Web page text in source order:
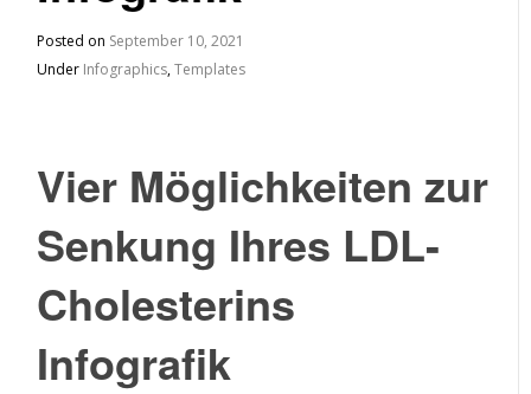
Posted on September 10, 2021
Under Infographics,Templates
Vier Möglichkeiten zur
Senkung Ihres LDL-
Cholesterins
Infografik